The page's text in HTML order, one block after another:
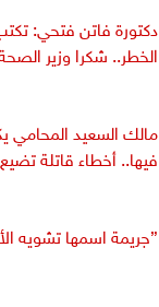
دكتورة فاتن فتحي:
الخطر.. شكرا وزير
مالك السعيد المحامي
فيها.. أخطاء قاتلة
”جريمة اسمها تشويه